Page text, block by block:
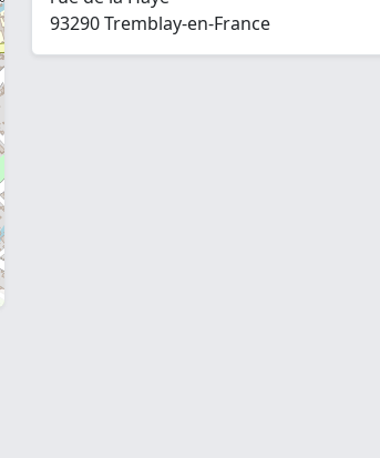
93290 Tremblay-en-France